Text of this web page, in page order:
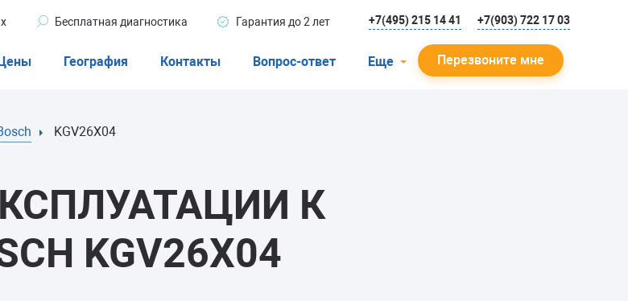
Бесплатная диагностика Гарантия до 2 лет +7(495) 215 14 41 +7(903) 722 17 03
машины
География Контакты Вопрос-ответ Еще Перезвоните мне
KGV26X04
К
KGV26X04